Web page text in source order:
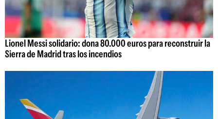
Lionel Messi solidario: dona 80.000 euros para reconstruir la
Sierra de Madrid tras los incendios